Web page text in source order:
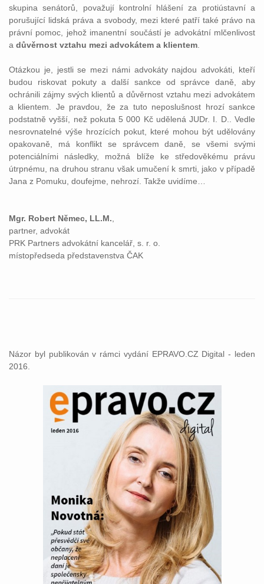
skupina senátorů, považují kontrolní hlášení za protiústavní a
porušující lidská práva a svobody, mezi které patří také právo na
právní pomoc, jehož imanentní součástí je advokátní mlčenlivost
a důvěrnost vztahu mezi advokátem a klientem
Otázkou je, jestli se mezi námi advokáty najdou advokáti, kteří
budou riskovat pokuty a další sankce od správce daně, aby
ochránili zájmy svých klientů a důvěrnost vztahu mezi advokátem
a klientem. Je pravdou, že za tuto neposlušnost hrozí sankce
podstatně vyšší, než pokuta 5 000 Kč udělená JUDr. I. D.. Vedle
nesrovnatelné výše hrozících pokut, které mohou být udělovány
opakovaně, má konflikt se správcem daně, se všemi svými
potenciálními následky, možná blíže ke středověkému právu
útrpnému, na druhou stranu však umučení k smrti, jako v případě
Jana z Pomuku, doufejme, nehrozí. Takže uvidíme…
Mgr. Robert Němec, LL.M.
partner, advokát
PRK Partners advokátní kancelář, s. r. o.
místopředseda představenstva ČAK
Názor byl publikován v rámci vydání EPRAVO.CZ Digital - leden
2016.